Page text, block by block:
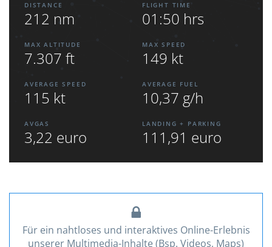
DISTANCE
212 nm
FLIGHT TIME
01:50 hrs
MAX ALTITUDE
7.307 ft
MAX SPEED
149 kt
AVERAGE SPEED
115 kt
AVERAGE FUEL
10,37 g/h
AVGAS
3,22 euro
LANDING + PARKING
111,91 euro
Für ein nahtloses und interaktives Online-Erlebnis
unserer Multimedia-Inhalte (Bsp. Videos, Maps)